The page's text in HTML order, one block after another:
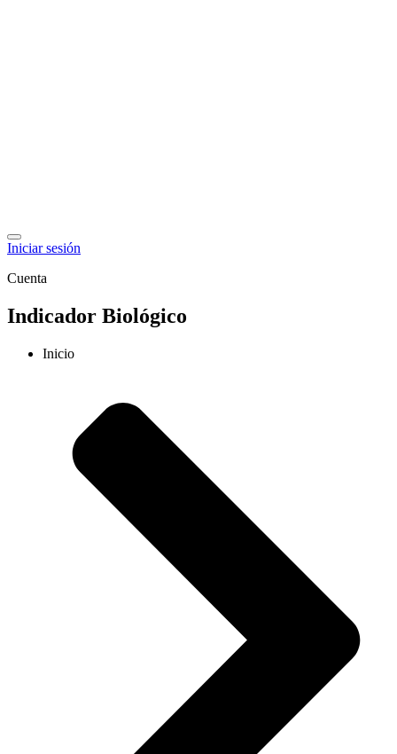
Iniciar sesión
Cuenta
Indicador Biológico
Inicio